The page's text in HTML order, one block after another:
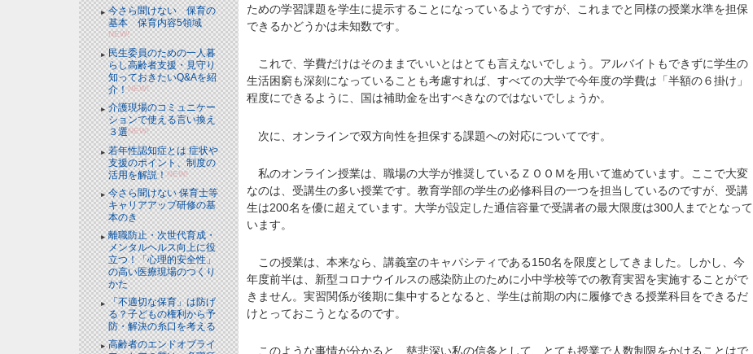
今さら聞けない 保育の
基本 保育内容5領域
NEW!
民生委員のための一人暮
らし高齢者支援・見守り
知っておきたいQ&Aを紹
介！NEW!
介護現場のコミュニケー
ションで使える言い換え
３選NEW!
若年性認知症とは 症状や
支援のポイント、制度の
活用を解説！NEW!
今さら聞けない 保育士等
キャリアアップ研修の基
本のき
離職防止・次世代育成・
メンタルヘルス向上に役
立つ！「心理的安全性」
の高い医療現場のつくり
かた
「不適切な保育」は防げ
る？子どもの権利から予
防・解決の糸口を考える
高齢者のエンドオブライ
ための学習課題を学生に提示することになっているようですが、これまでと同様の授業水準を担保
できるかどうかは未知数です。
これで、学費だけはそのままでいいとはとても言えないでしょう。アルバイトもできずに学生の
生活困窮も深刻になっていることも考慮すれば、すべての大学で今年度の学費は「半額の６掛け」
程度にできるように、国は補助金を出すべきなのではないでしょうか。
次に、オンラインで双方向性を担保する課題への対応についてです。
私のオンライン授業は、職場の大学が推奨しているＺＯＯＭを用いて進めています。ここで大変
なのは、受講生の多い授業です。教育学部の学生の必修科目の一つを担当しているのですが、受講
生は200名を優に超えています。大学が設定した通信容量で受講者の最大限度は300人までとなって
います。
この授業は、本来なら、講義室のキャパシティである150名を限度としてきました。しかし、今
年度前半は、新型コロナウイルスの感染防止のために小中学校等での教育実習を実施することがで
きません。実習関係が後期に集中するとなると、学生は前期の内に履修できる授業科目をできるだ
けとっておこうとなるのです。
このような事情が分かると、慈悲深い私の信条として、とても授業で人数制限をかけることはで